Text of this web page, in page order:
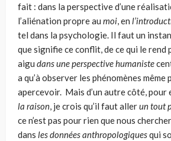
fait : dans la pers­pective d’une
l’aliénation propre au moi, en
tel dans la psychologie. Il faut un
que signifie ce conflit, de ce qui le
aigu dans une perspective humaniste
a qu’à observer les phénomènes même
apercevoir. Mais d’un autre côté, pour
la raison, je crois qu’il faut allerun tout
ce n’est pas pour rien que nous
dans les données anthropologiquesqui